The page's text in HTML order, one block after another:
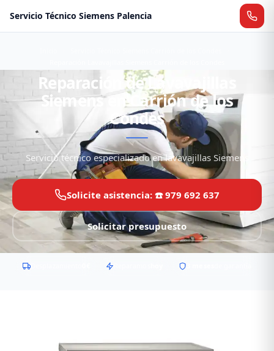
Servicio Técnico Siemens Palencia
Reparación de Lavavajillas
Siemens en Carrión de los
Condes
Servicio técnico especializado en lavavajillas Siemens
Solicite asistencia: ☎️ 979 692 637
Solicitar presupuesto
Desplazamiento